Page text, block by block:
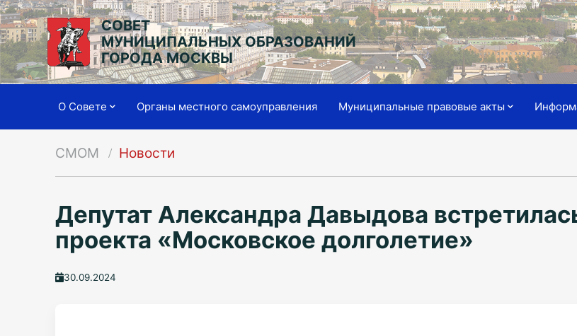
СОВЕТ
МУНИЦИПАЛЬНЫХ ОБРАЗОВАНИЙ
ГОРОДА МОСКВЫ
О Совете Органы местного самоуправления Муниципальные правовые акты
СМОМ Новости
Депутат Александра Давыдова
проекта «Московское долголетие»
30.09.2024